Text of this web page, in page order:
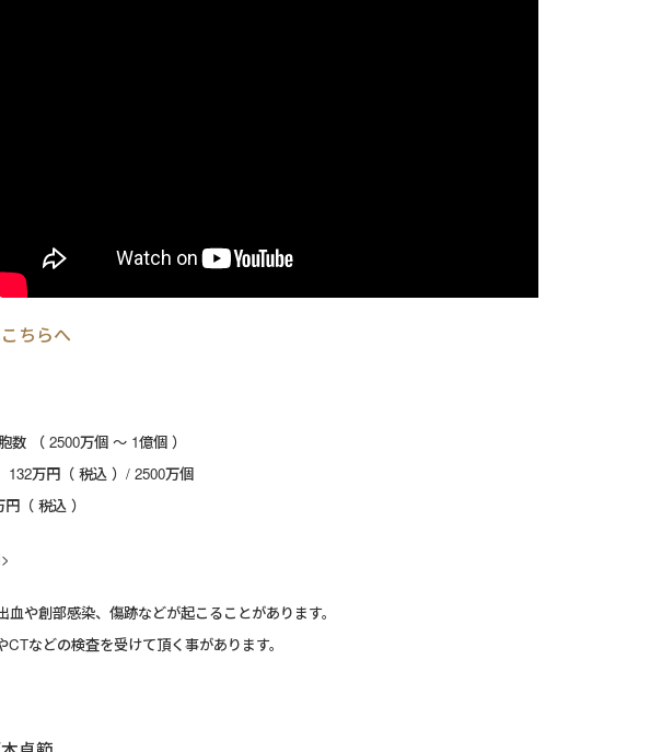
ちらへ
数 （ 2500万個 ～ 1億個 ）
132万円（ 税込 ）/ 2500万個
（ 税込 ）
血や創部感染、傷跡などが起こることがあります。
などの検査を受けて頂く事があります。